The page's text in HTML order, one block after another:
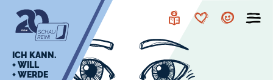
Navigation
Inhalt
Leichte
MerkzettelAccount
ICH KANN.
+ WILL
+ WERDE